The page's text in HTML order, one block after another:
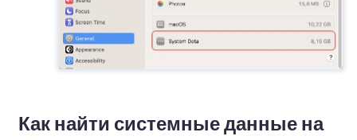
Как найти системные данные на